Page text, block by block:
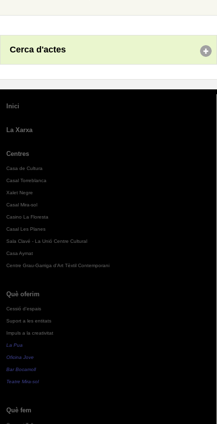
Cerca d'actes
Inici
La Xarxa
Centres
Casa de Cultura
Casal Torreblanca
Xalet Negre
Casal Mira-sol
Casino La Floresta
Casal Les Planes
Sala Clavé - La Unió Centre Cultural
Casa Aymat
Centre Grau-Garriga d'Art Tèxtil Contemporani
Què oferim
Cessió d'espais
Suport a les entitats
Impuls a la creativitat
La Pua
Oficina Jove
Bar Bocamoll
Teatre Mira-sol
Què fem